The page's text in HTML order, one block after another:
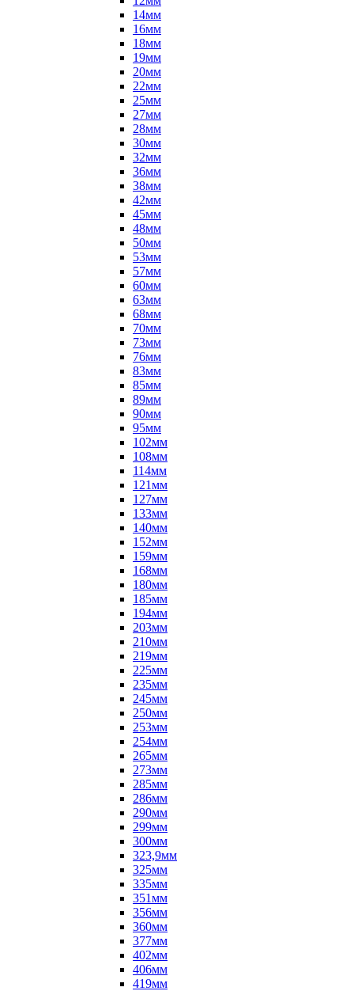
14мм
16мм
18мм
19мм
20мм
22мм
25мм
27мм
28мм
30мм
32мм
36мм
38мм
42мм
45мм
48мм
50мм
53мм
57мм
60мм
63мм
68мм
70мм
73мм
76мм
83мм
85мм
89мм
90мм
95мм
102мм
108мм
114мм
121мм
127мм
133мм
140мм
152мм
159мм
168мм
180мм
185мм
194мм
203мм
210мм
219мм
225мм
235мм
245мм
250мм
253мм
254мм
265мм
273мм
285мм
286мм
290мм
299мм
300мм
323,9мм
325мм
335мм
351мм
356мм
360мм
377мм
402мм
406мм
419мм